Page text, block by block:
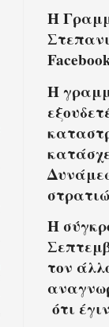
Η
Η
Η
τον
ότι